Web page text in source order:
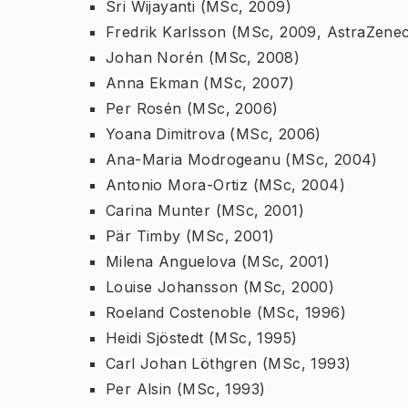
Sri Wijayanti (MSc, 2009)
Fredrik Karlsson (MSc, 2009,
Johan Norén (MSc, 2008)
Anna Ekman (MSc, 2007)
Per Rosén (MSc, 2006)
Yoana Dimitrova (MSc, 2006)
Ana-Maria Modrogeanu (MSc, 2004)
Antonio Mora-Ortiz (MSc, 2004)
Carina Munter (MSc, 2001)
Pär Timby (MSc, 2001)
Milena Anguelova (MSc, 2001)
Louise Johansson (MSc, 2000)
Roeland Costenoble (MSc, 1996)
Heidi Sjöstedt (MSc, 1995)
Carl Johan Löthgren (MSc, 1993)
Per Alsin (MSc, 1993)